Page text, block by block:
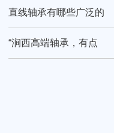
直线轴承有哪些广泛的
“涧西高端轴承，有点